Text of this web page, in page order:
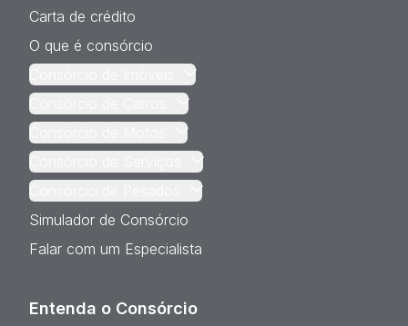
Carta de crédito
O que é consórcio
Simulador de Consórcio
Falar com um Especialista
Entenda o Consórcio